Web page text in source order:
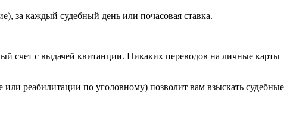
за каждый судебный день или почасовая ставка.
счет с выдачей квитанции. Никаких переводов на личные карты
реабилитации по уголовному) позволит вам взыскать судебные